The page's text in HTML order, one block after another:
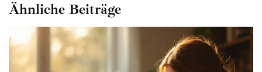
Ähnliche Beiträge